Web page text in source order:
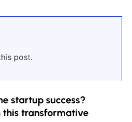
post.
startup success?
this transformative